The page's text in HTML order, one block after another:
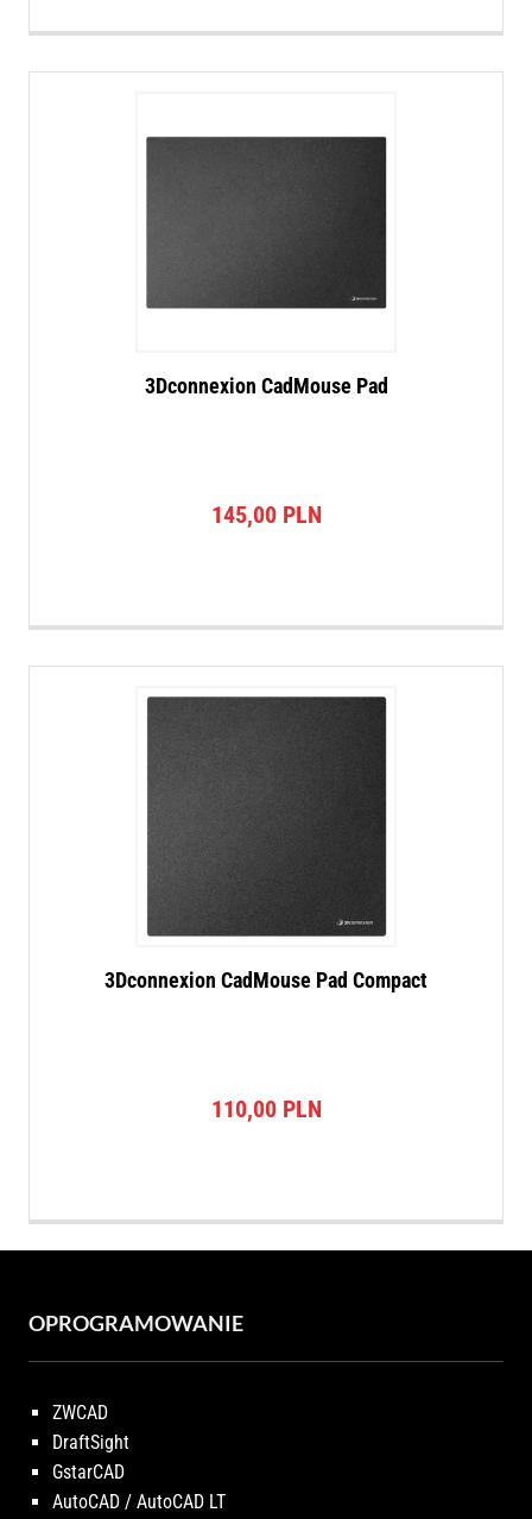
3Dconnexion CadMouse Pad
145,00 PLN
3Dconnexion CadMouse Pad Compact
110,00 PLN
OPROGRAMOWANIE
ZWCAD
DraftSight
GstarCAD
AutoCAD / AutoCAD LT